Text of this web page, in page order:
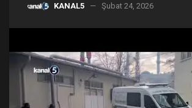
KANAL5 Şubat 24, 2026